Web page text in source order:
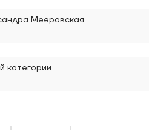
Мееровская
категории